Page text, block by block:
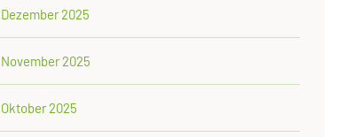
Dezember 2025
November 2025
Oktober 2025